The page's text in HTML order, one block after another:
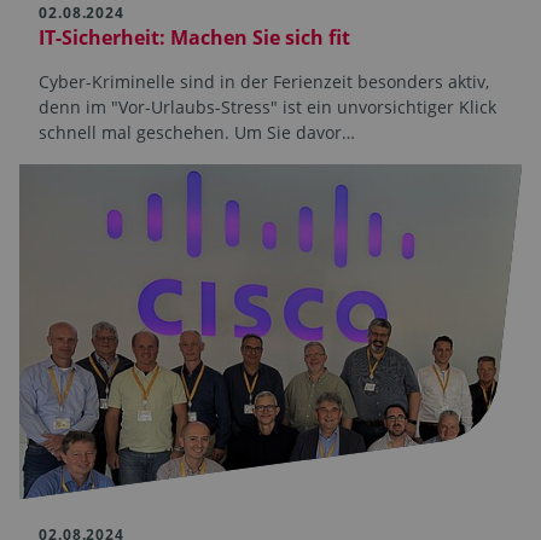
02.08.2024
IT-Sicherheit: Machen Sie sich fit
Cyber-Kriminelle sind in der Ferienzeit besonders aktiv,
denn im "Vor-Urlaubs-Stress" ist ein unvorsichtiger Klick
schnell mal geschehen. Um Sie davor…
02.08.2024